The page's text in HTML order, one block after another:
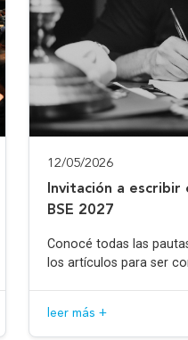
12/05/2026
Invitación a escribir
BSE 2027
Conocé todas las
los artículos para ser
leer más +